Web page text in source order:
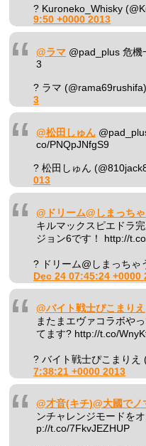
? Kuroneko_Whisky
9:50 +0000 2013
@ラマ @pad_plus 危
3
? ラマ
3
@松田しゅん
co/PNQpJNfgS9
? 松田しゅん
013
@ドリーム@しまっち
キルマックスピエドラ
ジョン6です！ http://
? ドリーム@しまっち
Dec 24 07:45:24 +0000
@バイト戦士ぴこまりえ
またまエヴァコラボや
てます? http://t.co/
? バイト戦士ぴこまり
7:38:21 +0000 2013
@才音(キチ)@大國で
ンチャレンジモードを
p://t.co/7FkvJEZHUP